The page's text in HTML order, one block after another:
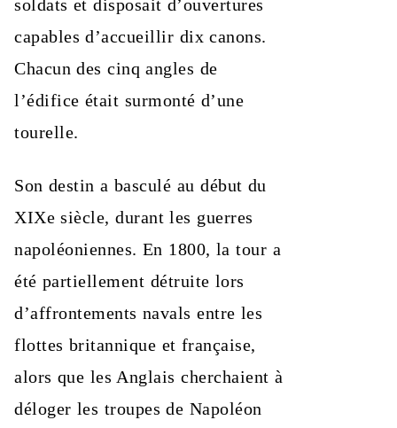
soldats et disposait d’ouvertures
capables d’accueillir dix canons.
Chacun des cinq angles de
l’édifice était surmonté d’une
tourelle.
Son destin a basculé au début du
XIXe siècle, durant les guerres
napoléoniennes. En 1800, la tour a
été partiellement détruite lors
d’affrontements navals entre les
flottes britannique et française,
alors que les Anglais cherchaient à
déloger les troupes de Napoléon